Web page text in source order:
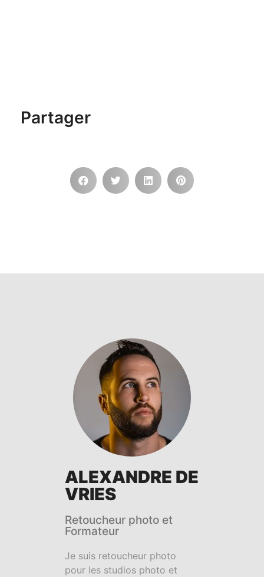
Partager
ALEXANDRE DE
VRIES
Retoucheur photo et
Formateur​
Je suis retoucheur photo
pour les studios photo et